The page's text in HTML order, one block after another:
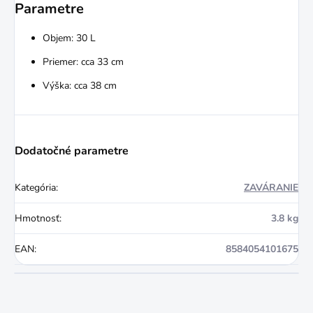
Parametre
Objem: 30 L
Priemer: cca 33 cm
Výška: cca 38 cm
Dodatočné parametre
Kategória: ZAVÁRANIE
Hmotnosť: 3.8 kg
EAN: 8584054101675